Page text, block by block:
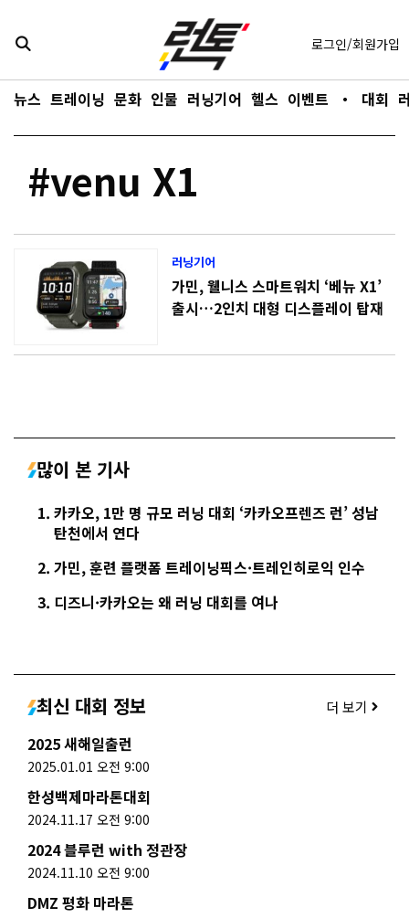
바로가기
뉴스 트레이닝 문화 인물 러닝기어 헬스 이벤트 ・ 대회
로그인/회원가입
#venu X1
러닝기어
가민, 웰니스 스마트워치 ‘베뉴 X1’
출시…2인치 대형 디스플레이 탑재
많이 본 기사
카카오, 1만 명 규모 러닝 대회 ‘카카오프렌즈 런’ 성남
탄천에서 연다
가민, 훈련 플랫폼 트레이닝픽스·트레인히로익 인수
디즈니·카카오는 왜 러닝 대회를 여나
최신 대회 정보 더 보기
2025 새해일출런
2025.01.01 오전 9:00
한성백제마라톤대회
2024.11.17 오전 9:00
2024 블루런 with 정관장
2024.11.10 오전 9:00
DMZ 평화 마라톤